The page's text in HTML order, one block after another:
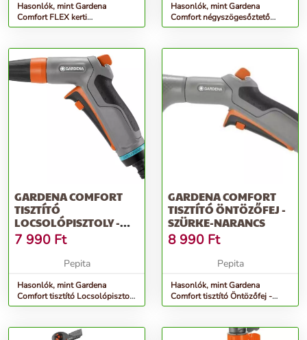
Hasonlók, mint Gardena
Comfort FLEX kerti
Locsolótömlő 1/2&quot; 20 M
Hasonlók, mint Gardena
Comfort négyszögesőztető
AquaZoom L
GARDENA COMFORT
TISZTÍTÓ
LOCSOLÓPISZTOLY -
SZÜRKE-NARANCS
7 990 Ft
Pepita
Hasonlók, mint Gardena
Comfort tisztító Locsolópisztoly
- szürke-narancs
GARDENA COMFORT
TISZTÍTÓ ÖNTÖZŐFEJ -
SZÜRKE-NARANCS
8 990 Ft
Pepita
Hasonlók, mint Gardena
Comfort tisztító Öntözőfej -
szürke-narancs